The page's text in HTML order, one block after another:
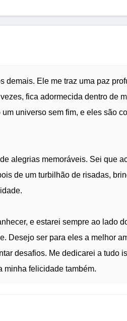
demais. Ele me traz uma paz
fica adormecida dentro de
universo sem fim, e eles são
alegrias memoráveis. Sei que
de um turbilhão de risadas,
e estarei sempre ao lado
Desejo ser para eles a melhor
desafios. Me dedicarei a tudo
minha felicidade também.